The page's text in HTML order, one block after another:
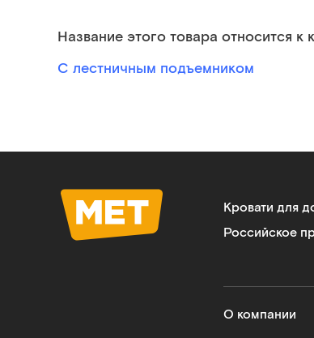
Название этого товара относится к
С лестничным подъемником
Кровати для
Российское
О компании